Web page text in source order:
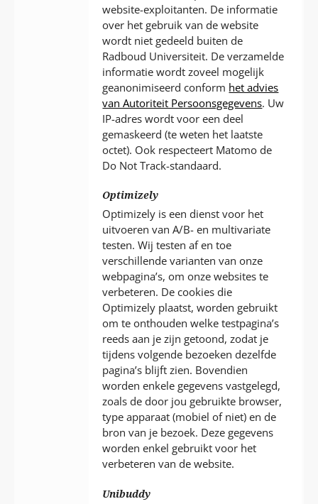
website-exploitanten. De informatie
over het gebruik van de website
wordt niet gedeeld buiten de
Radboud Universiteit. De verzamelde
informatie wordt zoveel mogelijk
geanonimiseerd conform het advies
van Autoriteit Persoonsgegevens. Uw
IP-adres wordt voor een deel
gemaskeerd (te weten het laatste
octet). Ook respecteert Matomo de
Do Not Track-standaard.
Optimizely
Optimizely is een dienst voor het
uitvoeren van A/B- en multivariate
testen. Wij testen af en toe
verschillende varianten van onze
webpagina’s, om onze websites te
verbeteren. De cookies die
Optimizely plaatst, worden gebruikt
om te onthouden welke testpagina’s
reeds aan je zijn getoond, zodat je
tijdens volgende bezoeken dezelfde
pagina’s blijft zien. Bovendien
worden enkele gegevens vastgelegd,
zoals de door jou gebruikte browser,
type apparaat (mobiel of niet) en de
bron van je bezoek. Deze gegevens
worden enkel gebruikt voor het
verbeteren van de website.
Unibuddy